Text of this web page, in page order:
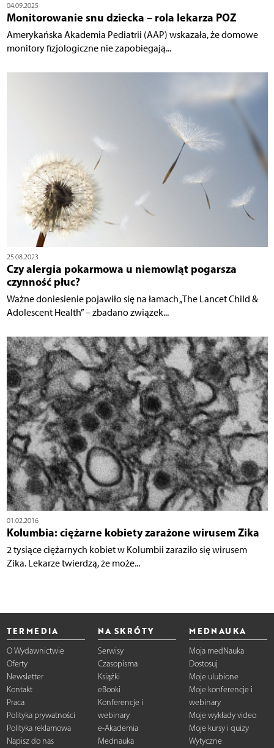
04.09.2025
Monitorowanie snu dziecka – rola lekarza POZ
Amerykańska Akademia Pediatrii (AAP) wskazała, że domowe
monitory fizjologiczne nie zapobiegają...
25.08.2023
Czy alergia pokarmowa u niemowląt pogarsza
czynność płuc?
Ważne doniesienie pojawiło się na łamach „The Lancet Child &
Adolescent Health” – zbadano związek...
01.02.2016
Kolumbia: ciężarne kobiety zarażone wirusem Zika
2 tysiące ciężarnych kobiet w Kolumbii zaraziło się wirusem
Zika. Lekarze twierdzą, że może...
TERMEDIA
O Wydawnictwie
Oferty
Newsletter
Kontakt
Praca
Polityka prywatności
Polityka reklamowa
Napisz do nas
NA SKRÓTY
Serwisy
Czasopisma
Książki
eBooki
Konferencje i
webinary
e-Akademia
Mednauka
MEDNAUKA
Moja medNauka
Dostosuj
Moje ulubione
Moje konferencje i
webinary
Moje wykłady video
Moje kursy i quizy
Wytyczne